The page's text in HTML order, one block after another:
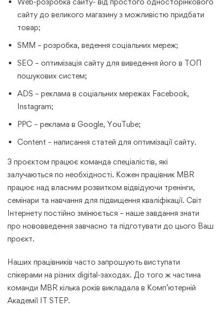
сайту до великого магазину з можливістю придбати
товар;
SMM – розробка, ведення соціальних мереж;
SEO – оптимізація сайту для виведення його в ТОП
пошукових систем;
ADS – реклама в соціальних мережах Facebook,
Instagram;
PPC – реклама в Google, YouTube;
Content – написання статей для оптимізації сайту.
З проєктом працює команда спеціалістів, які
залучаються по необхідності. Кожен працівник MBR
працює над власним розвитком відвідуючи тренінги,
семінари та навчання для підвищення кваліфікації. Світ
Інтернету постійно змінюється – наше завдання знати
про нововведення завчасно та підготувати до цього Ваш
проєкт.
Наших працівників часто запрошують виступати
спікерами на різних digital-заходах. До того ж частина
команди MBR кілька років викладала в Комп’ютерній
Академії IT STEP.